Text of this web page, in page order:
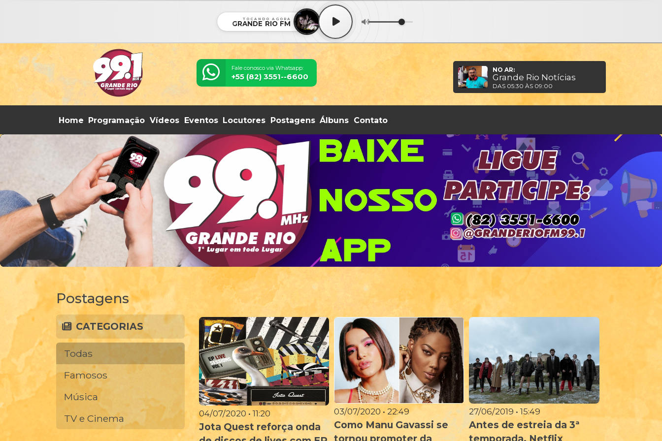
TOCANDO AGORA
GRANDE RIO FM
Fale conosco via Whatsapp:
+55 (82) 3551--6600
NO AR:
Grande Rio Notícias
DAS 05:30 ÀS 09:00
Home Programação Vídeos Eventos Locutores Postagens Álbuns Contato
Postagens
CATEGORIAS
Todas
Famosos
Música
TV e Cinema
04/07/2020 • 11:20
Jota Quest reforça onda
03/07/2020 • 22:49
Como Manu Gavassi se
tornou promoter da
27/06/2019 • 15:49
Antes de estreia da 3ª
temporada, Netflix